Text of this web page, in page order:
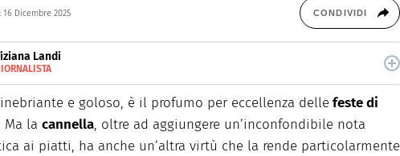
16 Dicembre 2025 CONDIVIDI
Landi
LINKEDIN
toscana, da oltre 10 anni scrivo di food, alimentazione e salute per
siti web, magazine e agenzie digital specializzati. Quando non sono seduta al
mi trovate in cucina.
e goloso, è il profumo per eccellenza delle feste di
Ma la cannella, oltre ad aggiungere un’inconfondibile nota
ai piatti, ha anche un’altra virtù che la rende particolarmente